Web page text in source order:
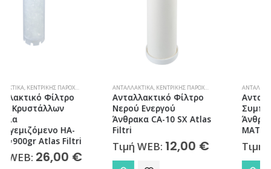
ΝΕΡΟΎΑΝΤΑΛΛΑΚΤΙΚΆ,ΚΕΝΤΡΙΚΉΣ ΠΑΡΟΧΉΣ ,ΦΊΛΤΡΑ ΝΕΡΟΎ
Ανταλλακτικό Φίλτρο
Νερού Ενεργού
Άνθρακα CA-10 SX Atlas
Filtri
Τιμή WEB:12,00 €
ΑΝΤΑΛΛΑΚΤΙΚΆ,ΆΝΩ ΠΆΓΚΟΥ ΚΆΤΩ ΠΆΓΚΟΥ
Ανταλλακτικό Φίλτρο
Συμπαγούς Ενεργού
Άνθρακα CTO SX 5μm
Τιμή WEB:10,20 €